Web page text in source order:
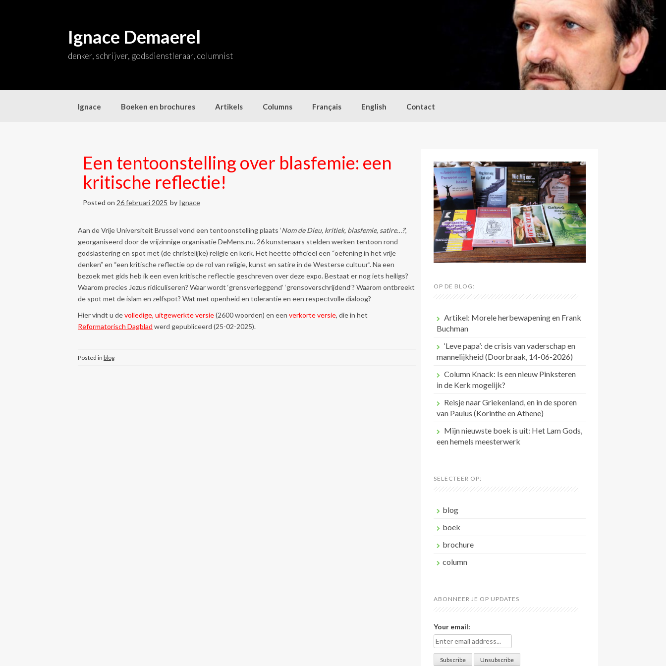
Ignace Demaerel
denker, schrijver, godsdienstleraar, columnist
Ignace Boeken en brochures Artikels Columns Français English Contact
Een tentoonstelling over blasfemie: een
kritische reflectie!
Posted on 26 februari 2025 by Ignace
Aan de Vrije Universiteit Brussel vond een tentoonstelling plaats ‘Nom de Dieu, kritiek, blasfemie, satire…?’,
georganiseerd door de vrijzinnige organisatie DeMens.nu. 26 kunstenaars stelden werken tentoon rond
godslastering en spot met (de christelijke) religie en kerk. Het heette officieel een “oefening in het vrije
denken” en “een kritische reflectie op de rol van religie, kunst en satire in de Westerse cultuur”. Na een
bezoek met gids heb ik een even kritische reflectie geschreven over deze expo. Bestaat er nog iets heiligs?
Waarom precies Jezus ridiculiseren? Waar wordt ‘grensverleggend’ ‘grensoverschrijdend’? Waarom ontbreekt
de spot met de islam en zelfspot? Wat met openheid en tolerantie en een respectvolle dialoog?
Hier vindt u devolledige, uitgewerkte versie(2600 woorden) en een verkorte versie, die in het
Reformatorisch Dagblad werd gepubliceerd (25-02-2025).
Posted in blog
OP DE BLOG:
Artikel: Morele herbewapening en Frank
Buchman
‘Leve papa’: de crisis van vaderschap en
mannelijkheid (Doorbraak, 14-06-2026)
Column Knack: Is een nieuw Pinksteren
in de Kerk mogelijk?
Reisje naar Griekenland, en in de sporen
van Paulus (Korinthe en Athene)
Mijn nieuwste boek is uit: Het Lam Gods,
een hemels meesterwerk
SELECTEER OP:
blog
boek
brochure
column
ABONNEER JE OP UPDATES
Your email: